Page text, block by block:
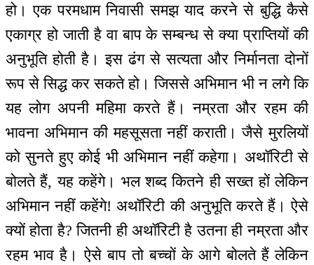
हो। एक परमधाम निवासी समझ याद करने से बुद्धि कैसे
एकाग्र हो जाती है वा बाप के सम्बन्ध से क्या प्राप्तियों की
अनुभूति होती है। इस ढंग से सत्यता और निर्मानता दोनों
रूप से सिद्ध कर सकते हो। जिससे अभिमान भी न लगे कि
यह लोग अपनी महिमा करते हैं। नम्रता और रहम की
भावना अभिमान की महसूसता नहीं कराती। जैसे मुरलियों
को सुनते हुए कोई भी अभिमान नहीं कहेगा। अथॉरिटी से
बोलते हैं, यह कहेंगे। भल शब्द कितने ही सख्त हों लेकिन
अभिमान नहीं कहेंगे! अथॉरिटी की अनुभूति करते हैं। ऐसे
क्यों होता है? जितनी ही अथॉरिटी है उतना ही नम्रता और
रहम भाव है। ऐसे बाप तो बच्चों के आगे बोलते हैं लेकिन